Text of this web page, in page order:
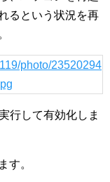
るという状況を再
行して有効化しま
す。